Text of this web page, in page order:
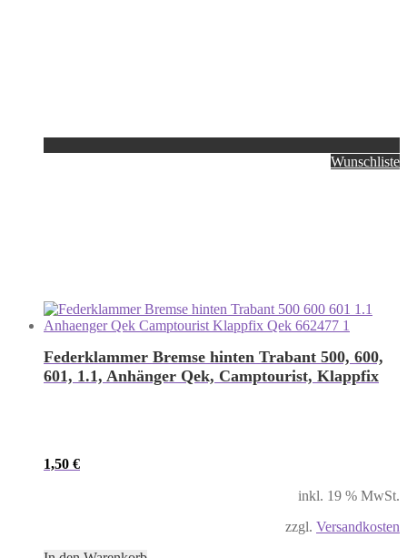
Wunschliste
Federklammer Bremse hinten Trabant 500, 600,
601, 1.1, Anhänger Qek, Camptourist, Klappfix
1,50 €
inkl. 19 % MwSt.
zzgl. Versandkosten